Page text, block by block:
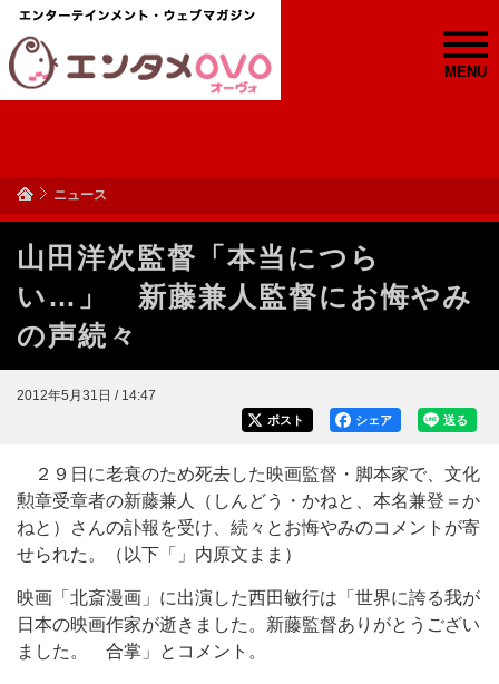
MENU
ニュース
山田洋次監督「本当につら
い…」 新藤兼人監督にお悔やみ
の声続々
2012年5月31日 / 14:47
送る
シェア
ポスト
２９日に老衰のため死去した映画監督・脚本家で、文化
勲章受章者の新藤兼人（しんどう・かねと、本名兼登＝か
ねと）さんの訃報を受け、続々とお悔やみのコメントが寄
せられた。（以下「」内原文まま）
映画「北斎漫画」に出演した西田敏行は「世界に誇る我が
日本の映画作家が逝きました。新藤監督ありがとうござい
ました。 合掌」とコメント。